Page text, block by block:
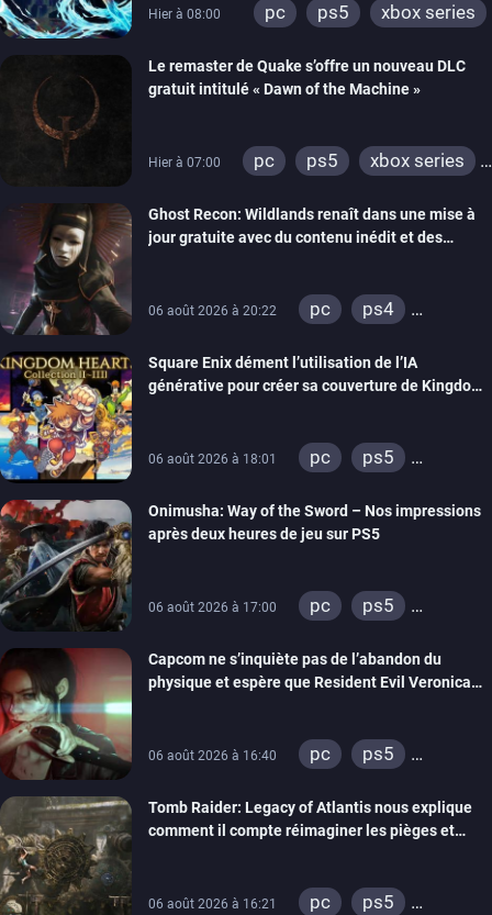
Hier à 08:00 pc ps5 xbox series
Le remaster de Quake s’offre un nouveau DLC
gratuit intitulé « Dawn of the Machine »
Hier à 07:00 pc ps5
xbox series
xbox one
nintendo 64
Ghost Recon: Wildlands renaît dans une mise à
jour gratuite avec du contenu inédit et des
06 août 2026 à 20:22 pc
ps4
Square Enix dément l’utilisation de l’IA
générative pour créer sa couverture de Kingdom
06 août 2026 à 18:01 pc
ps5
switch 2
Onimusha: Way of the Sword – Nos impressions
après deux heures de jeu sur PS5
06 août 2026 à 17:00 pc
ps5
switch 2
Capcom ne s’inquiète pas de l’abandon du
physique et espère que Resident Evil Veronica
06 août 2026 à 16:40 pc
ps5
switch 2
Tomb Raider: Legacy of Atlantis nous explique
comment il compte réimaginer les pièges et
06 août 2026 à 16:21 pc
ps5